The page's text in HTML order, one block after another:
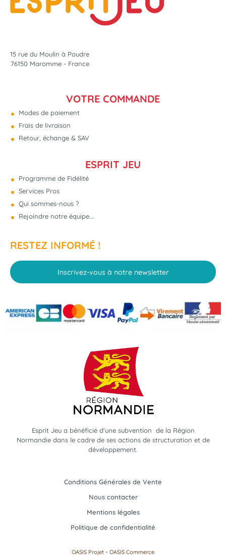
15 rue du Moulin à Poudre
76150 Maromme - France
VOTRE COMMANDE
Modes de paiement
Frais de livraison
Retour, échange & SAV
ESPRIT JEU
Programme de Fidélité
Services Pros
Qui sommes-nous ?
Rejoindre notre équipe...
RESTEZ INFORMÉ !
Inscrivez-vous à notre newsletter
Esprit Jeu a bénéficié d'une subvention de la Région
Normandie dans le cadre de ses actions de structuration et de
développement.
Conditions Générales de Vente
Nous contacter
Mentions légales
Politique de confidentialité
OASIS Projet - OASIS Commerce